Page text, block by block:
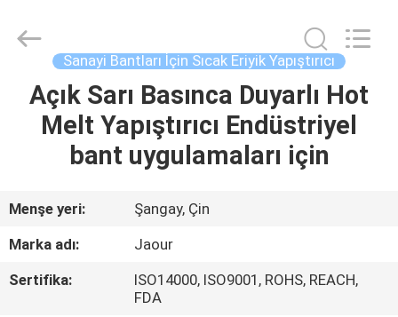
EV
ÜRÜNLER
HAKKIMIZDA
TURU
Adhesive
Products
Reserved.
Sanayi Bantları İçin Sıcak Eriyik Yapıştırıcı
Açık Sarı Basınca Duyarlı Hot
Melt Yapıştırıcı Endüstriyel
bant uygulamaları için
Menşe yeri:
Şangay, Çin
Marka adı:
Jaour
Sertifika:
ISO14000, ISO9001, ROHS, REACH,
FDA